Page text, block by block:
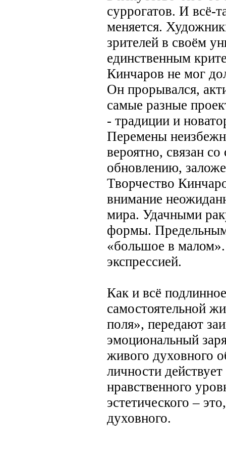
суррогатов. И всё-
меняется.
зрителей в своём
единственным
Кинчаров не мог
Он прорывался,
самые разные
- традиции и
Перемены
вероятно, связан
обновлению,
Творчество
внимание
мира. Удачными
формы.
«большое в
экспрессией.
Как и всё
самостоятельной
поля», передают
эмоциональный
живого духовного
личности
нравственного
эстетического –
духовного.